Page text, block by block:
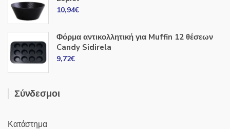
10,94€
Φόρμα αντικολλητική για Muffin 12 θέσεων
Candy Sidirela
9,72€
Σύνδεσμοι
Κατάστημα